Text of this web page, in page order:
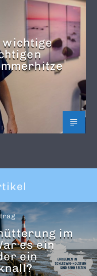
im
es ein
ein